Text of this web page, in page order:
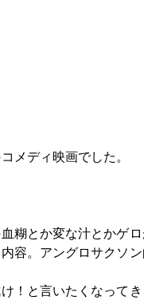
メディ映画でした。
糊とか変な汁とかゲ
容。アングロサクソ
！と言いたくなってき